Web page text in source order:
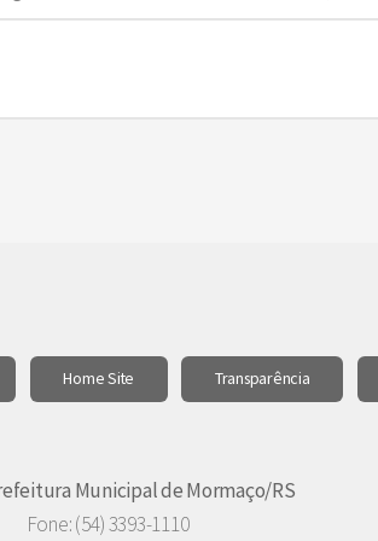
Home Site Transparência
Municipal de Mormaço/RS
Fone: (54) 3393-1110